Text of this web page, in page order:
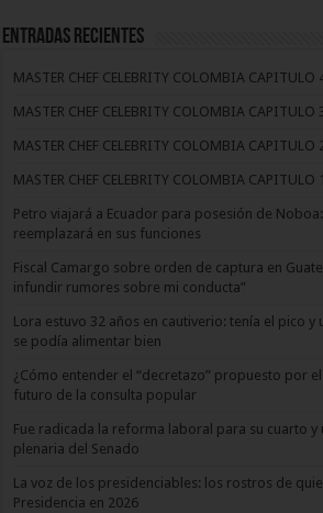
Entradas recientes
MASTER CHEF CELEBRITY COLOMBIA CAPITULO
MASTER CHEF CELEBRITY COLOMBIA CAPITULO
MASTER CHEF CELEBRITY COLOMBIA CAPITULO
MASTER CHEF CELEBRITY COLOMBIA CAPITULO 1
Petro viajará a Ecuador para posesión de
reemplazará en sus funciones
Fiscal Camargo sobre orden de captura en
infundir rumores sobre mi conducta”
Lora estuvo 32 años en cautiverio: tenía el pico y
se podía alimentar bien
¿Cómo entender el “decretazo” propuesto por
futuro de la consulta popular
Fue radicada la reforma laboral para su cuarto y
plenaria del Senado
La voz de los presidenciables: los rostros de
Presidencia en 2026